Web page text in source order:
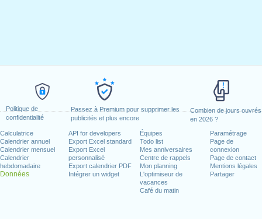
Politique de
confidentialité
Passez à Premium pour supprimer les
publicités et plus encore
Combien de jours ouvrés
en 2026 ?
Calculatrice
Calendrier annuel
Calendrier mensuel
Calendrier
hebdomadaire
Données
API for developers
Export Excel standard
Export Excel
personnalisé
Export calendrier PDF
Intégrer un widget
Équipes
Todo list
Mes anniversaires
Centre de rappels
Mon planning
L'optimiseur de
vacances
Café du matin
Paramétrage
Page de
connexion
Page de contact
Mentions légales
Partager